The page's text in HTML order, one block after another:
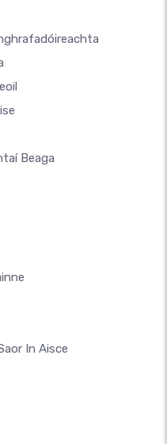
Beaga
In Aisce